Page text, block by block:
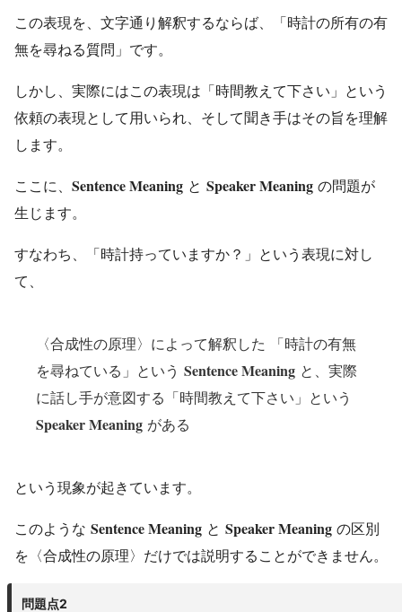
この表現を、文字通り解釈するならば、「時計の所有の有
無を尋ねる質問」です。
しかし、実際にはこの表現は「時間教えて下さい」という
依頼の表現として用いられ、そして聞き手はその旨を理解
します。
ここに、 Sentence Meaning と Speaker Meaning の問題が
生じます。
すなわち、「時計持っていますか？」という表現に対し
て、
〈合成性の原理〉によって解釈した 「時計の有無
を尋ねている」という Sentence Meaning と、実際
に話し手が意図する「時間教えて下さい」という
Speaker Meaning がある
という現象が起きています。
このような Sentence Meaning と Speaker Meaning の区別
を〈合成性の原理〉だけでは説明することができません。
問題点2